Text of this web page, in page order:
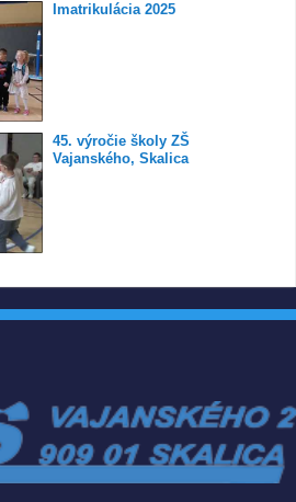
Imatrikulácia 2025
45. výročie školy ZŠ
Vajanského, Skalica